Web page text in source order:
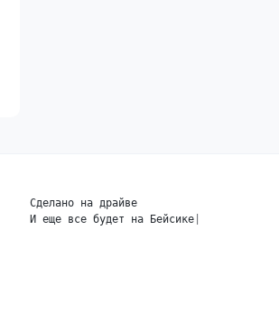
Сделано на драйве
И еще все будет на Бейсике